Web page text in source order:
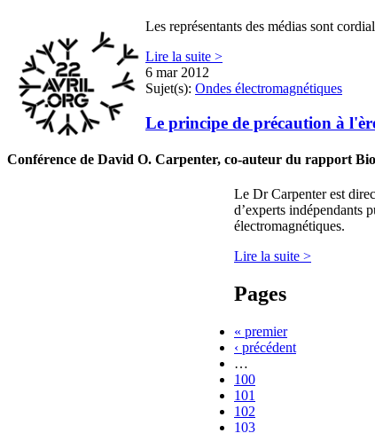
Les représentants des médias sont
Lire la suite >
6 mar 2012
Sujet(s): Ondes électromagnétiques
Le principe de précaution à
Conférence de David O. Carpenter, co-auteur du rapport
Le Dr Carpenter est
d’experts indépendants
électromagnétiques.
Lire la suite >
Pages
« premier
‹ précédent
…
100
101
102
103